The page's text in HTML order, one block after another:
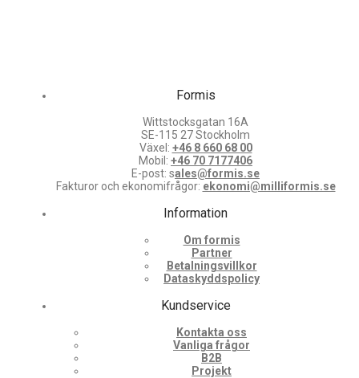
Formis
Wittstocksgatan 16A
SE-115 27 Stockholm
Växel: +46 8 660 68 00
Mobil: +46 70 7177406
E-post: sales@formis.se
Fakturor och ekonomifrågor: ekonomi@milliformis.se
Information
Om formis
Partner
Betalningsvillkor
Dataskyddspolicy
Kundservice
Kontakta oss
Vanliga frågor
B2B
Projekt